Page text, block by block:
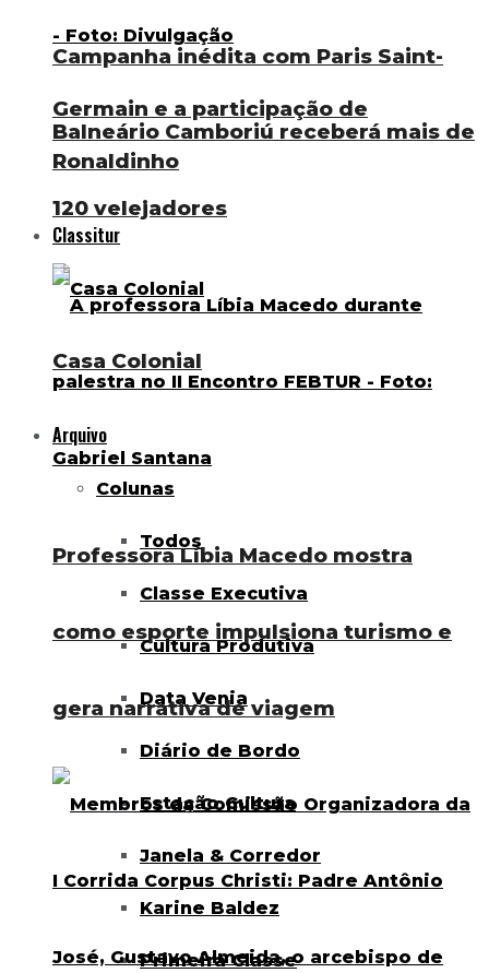
Campanha inédita com Paris Saint-
Germain e a participação de
Ronaldinho
Classitur
Casa Colonial
Arquivo
Colunas
Todos
Classe Executiva
Cultura Produtiva
Data Venia
Diário de Bordo
Estação Cultura
Janela & Corredor
Karine Baldez
Primeira Classe
Balneário Camboriú receberá mais de
120 velejadores
Professora Líbia Macedo mostra
como esporte impulsiona turismo e
gera narrativa de viagem